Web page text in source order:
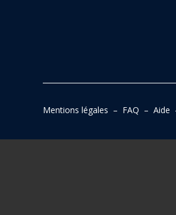
Mentions légales – FAQ – Aide